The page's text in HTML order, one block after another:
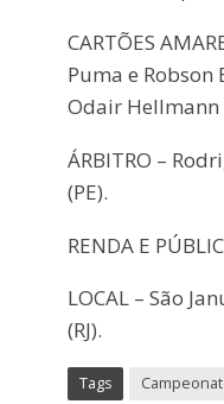
CARTÕES
Puma e Robson
Odair Hellmann
ÁRBITRO –
(PE).
RENDA E
LOCAL – São
(RJ).
Tags